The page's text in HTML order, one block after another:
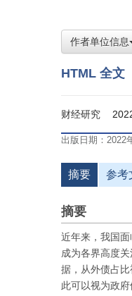
作者单位信息
HTML 全文
财经研究
出版日期：2022
摘要 参考
摘要
近年来，我国
成为各界高度
据，从外债占
此可以视为政